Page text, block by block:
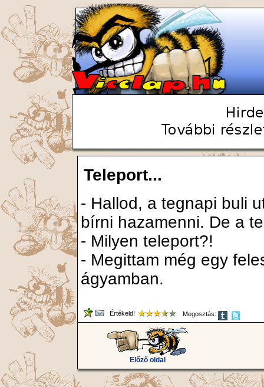
Teleport...
- Hallod, a tegnapi buli
bírni hazamenni. De a
- Milyen teleport?!
- Megittam még egy
ágyamban.
Értékeld! Megosztás:
Előző oldal